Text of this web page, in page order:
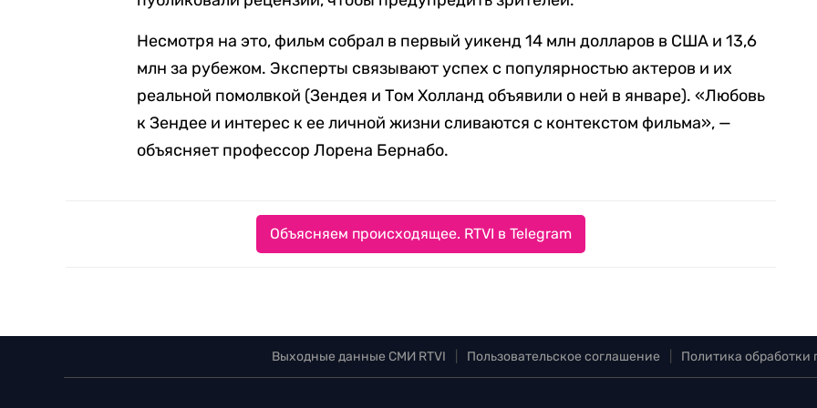
Несмотря на это, фильм собрал в первый уикенд 14 млн долларов в США и 13,6
млн за рубежом. Эксперты связывают успех с популярностью актеров и их
реальной помолвкой (Зендея и Том Холланд объявили о ней в январе). «Любовь
к Зендее и интерес к ее личной жизни сливаются с контекстом фильма», —
объясняет профессор Лорена Бернабо.
Объясняем происходящее. RTVI в Telegram
Выходные данные СМИ RTVI Пользовательское соглашение Политика